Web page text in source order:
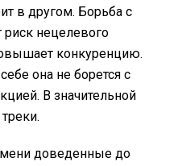
в другом. Борьба с
нецелевого
конкуренцию.
она не борется с
В значительной
доведенные до